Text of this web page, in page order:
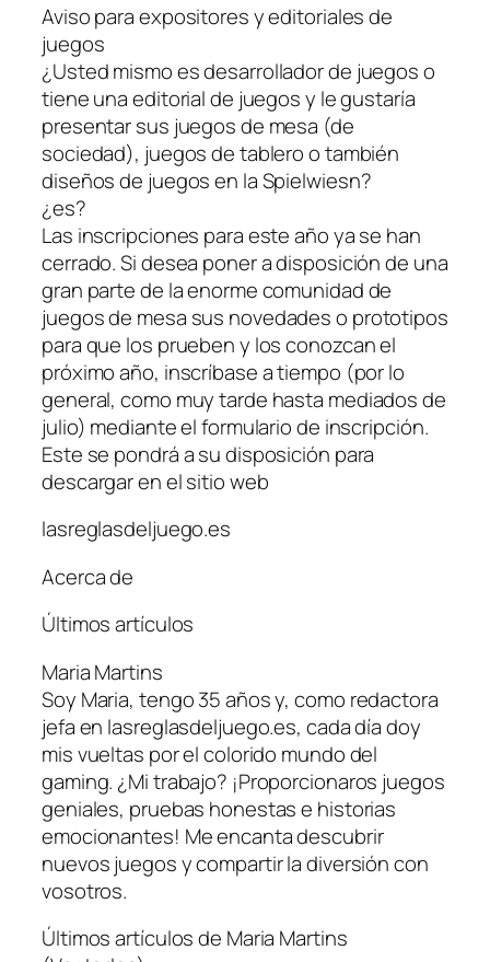
Aviso para expositores y editoriales de
juegos
¿Usted mismo es desarrollador de juegos o
tiene una editorial de juegos y le gustaría
presentar sus juegos de mesa (de
sociedad), juegos de tablero o también
diseños de juegos en la Spielwiesn?
¿es?
Las inscripciones para este año ya se han
cerrado. Si desea poner a disposición de una
gran parte de la enorme comunidad de
juegos de mesa sus novedades o prototipos
para que los prueben y los conozcan el
próximo año, inscríbase a tiempo (por lo
general, como muy tarde hasta mediados de
julio) mediante el formulario de inscripción.
Este se pondrá a su disposición para
descargar en el sitio web
lasreglasdeljuego.es
Acerca de
Últimos artículos
Maria Martins
Soy Maria, tengo 35 años y, como redactora
jefa en lasreglasdeljuego.es, cada día doy
mis vueltas por el colorido mundo del
gaming. ¿Mi trabajo? ¡Proporcionaros juegos
geniales, pruebas honestas e historias
emocionantes! Me encanta descubrir
nuevos juegos y compartir la diversión con
vosotros.
Últimos artículos de Maria Martins